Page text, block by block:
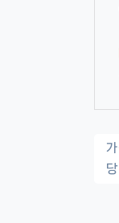
글
내